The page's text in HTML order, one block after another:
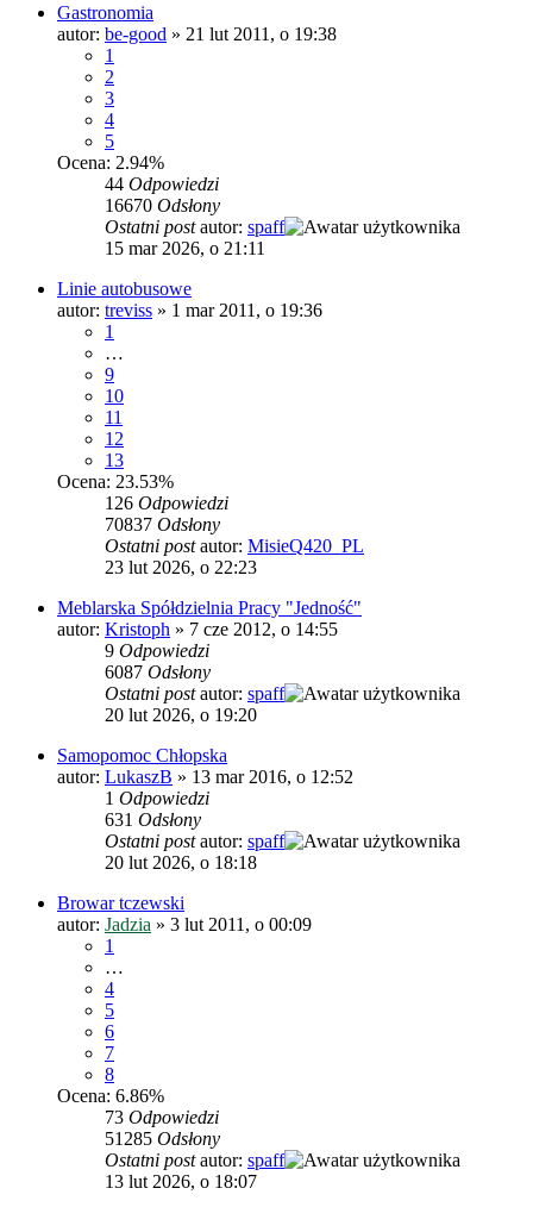
Gastronomia
autor: be-good » 21 lut 2011, o 19:38
1
2
3
4
5
Ocena: 2.94%
44 Odpowiedzi
16670 Odsłony
Ostatni postautor: spaff
15 mar 2026, o 21:11
Linie autobusowe
autor: treviss » 1 mar 2011, o 19:36
1
…
9
10
11
12
13
Ocena: 23.53%
126 Odpowiedzi
70837 Odsłony
Ostatni postautor: MisieQ420_PL
23 lut 2026, o 22:23
Meblarska Spółdzielnia Pracy "Jedność"
autor: Kristoph » 7 cze 2012, o 14:55
9 Odpowiedzi
6087 Odsłony
Ostatni postautor: spaff
20 lut 2026, o 19:20
Samopomoc Chłopska
autor: LukaszB » 13 mar 2016, o 12:52
1 Odpowiedzi
631 Odsłony
Ostatni postautor: spaff
20 lut 2026, o 18:18
Browar tczewski
autor: Jadzia » 3 lut 2011, o 00:09
1
…
4
5
6
7
8
Ocena: 6.86%
73 Odpowiedzi
51285 Odsłony
Ostatni postautor: spaff
13 lut 2026, o 18:07